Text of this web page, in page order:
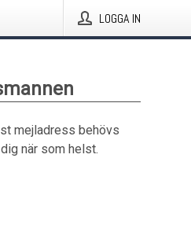
LOGGA IN
mejladress behövs
när som helst.